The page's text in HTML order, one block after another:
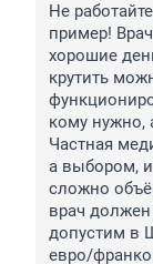
Не
пример!
хорошие
крутить
кому нужно,
Частная
а выбором,
сложно
врач
допустим в
евро/